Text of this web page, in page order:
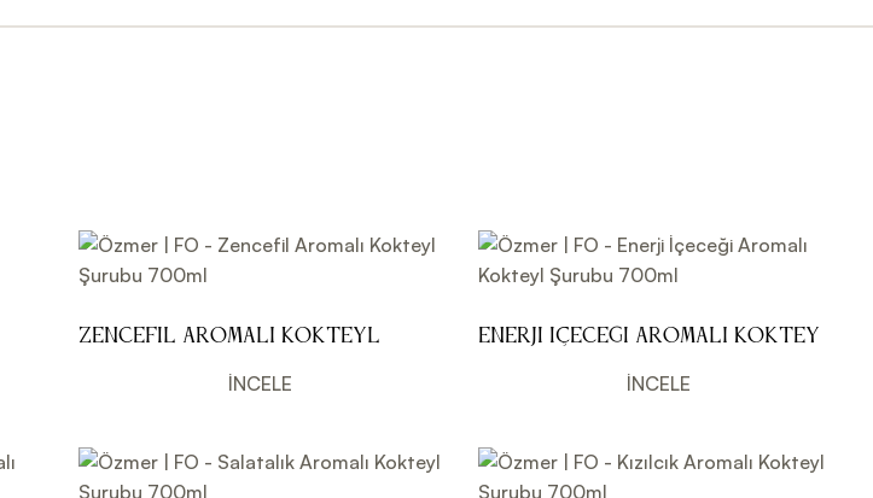
Zencefil Aromalı Kokteyl
İNCELE
Enerji İçeceği Aromalı Kokteyl
İNCELE